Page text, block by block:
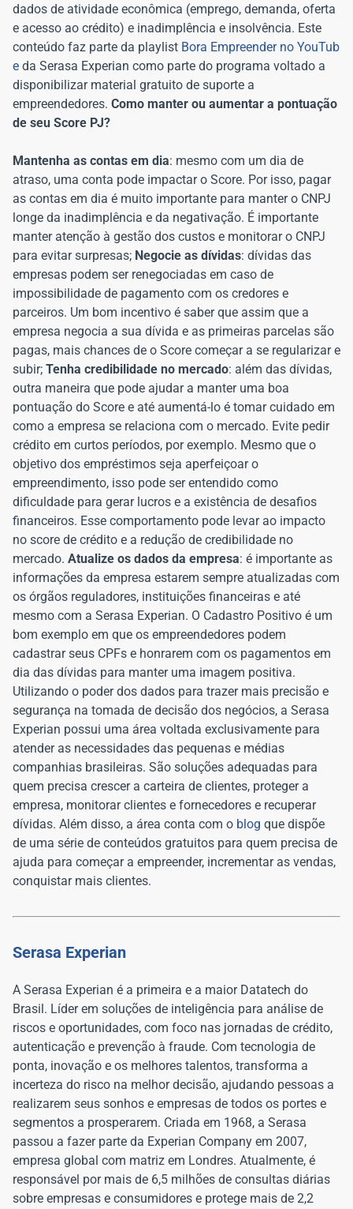
dados de atividade econômica (emprego, demanda, oferta
e acesso ao crédito) e inadimplência e insolvência. Este
conteúdo faz parte da playlist Bora Empreender no YouTub
e da Serasa Experian como parte do programa voltado a
disponibilizar material gratuito de suporte a
empreendedores. Como manter ou aumentar a pontuação
de seu Score PJ?
Mantenha as contas em dia: mesmo com um dia de
atraso, uma conta pode impactar o Score. Por isso, pagar
as contas em dia é muito importante para manter o CNPJ
longe da inadimplência e da negativação. É importante
manter atenção à gestão dos custos e monitorar o CNPJ
para evitar surpresas; Negocie as dívidas: dívidas das
empresas podem ser renegociadas em caso de
impossibilidade de pagamento com os credores e
parceiros. Um bom incentivo é saber que assim que a
empresa negocia a sua dívida e as primeiras parcelas são
pagas, mais chances de o Score começar a se regularizar e
subir; Tenha credibilidade no mercado: além das dívidas,
outra maneira que pode ajudar a manter uma boa
pontuação do Score e até aumentá-lo é tomar cuidado em
como a empresa se relaciona com o mercado. Evite pedir
crédito em curtos períodos, por exemplo. Mesmo que o
objetivo dos empréstimos seja aperfeiçoar o
empreendimento, isso pode ser entendido como
dificuldade para gerar lucros e a existência de desafios
financeiros. Esse comportamento pode levar ao impacto
no score de crédito e a redução de credibilidade no
mercado. Atualize os dados da empresa: é importante as
informações da empresa estarem sempre atualizadas com
os órgãos reguladores, instituições financeiras e até
mesmo com a Serasa Experian. O Cadastro Positivo é um
bom exemplo em que os empreendedores podem
cadastrar seus CPFs e honrarem com os pagamentos em
dia das dívidas para manter uma imagem positiva.
Utilizando o poder dos dados para trazer mais precisão e
segurança na tomada de decisão dos negócios, a Serasa
Experian possui uma área voltada exclusivamente para
atender as necessidades das pequenas e médias
companhias brasileiras. São soluções adequadas para
quem precisa crescer a carteira de clientes, proteger a
empresa, monitorar clientes e fornecedores e recuperar
dívidas. Além disso, a área conta com o blog que dispõe
de uma série de conteúdos gratuitos para quem precisa de
ajuda para começar a empreender, incrementar as vendas,
conquistar mais clientes.
Serasa Experian
A Serasa Experian é a primeira e a maior Datatech do
Brasil. Líder em soluções de inteligência para análise de
riscos e oportunidades, com foco nas jornadas de crédito,
autenticação e prevenção à fraude. Com tecnologia de
ponta, inovação e os melhores talentos, transforma a
incerteza do risco na melhor decisão, ajudando pessoas a
realizarem seus sonhos e empresas de todos os portes e
segmentos a prosperarem. Criada em 1968, a Serasa
passou a fazer parte da Experian Company em 2007,
empresa global com matriz em Londres. Atualmente, é
responsável por mais de 6,5 milhões de consultas diárias
sobre empresas e consumidores e protege mais de 2,2